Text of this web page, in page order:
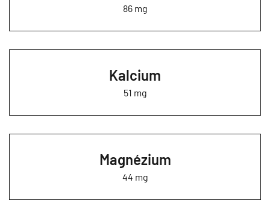
86 mg
Kalcium
51 mg
Magnézium
44 mg